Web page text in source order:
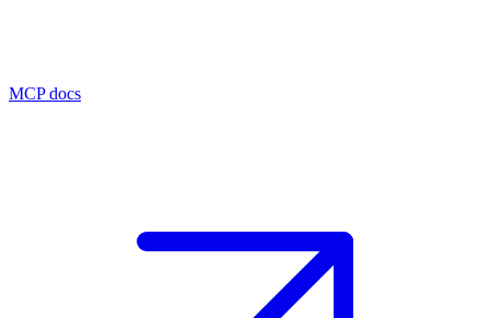
MCP docs